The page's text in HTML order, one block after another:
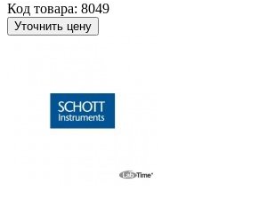
Код товара: 8049
Уточнить цену